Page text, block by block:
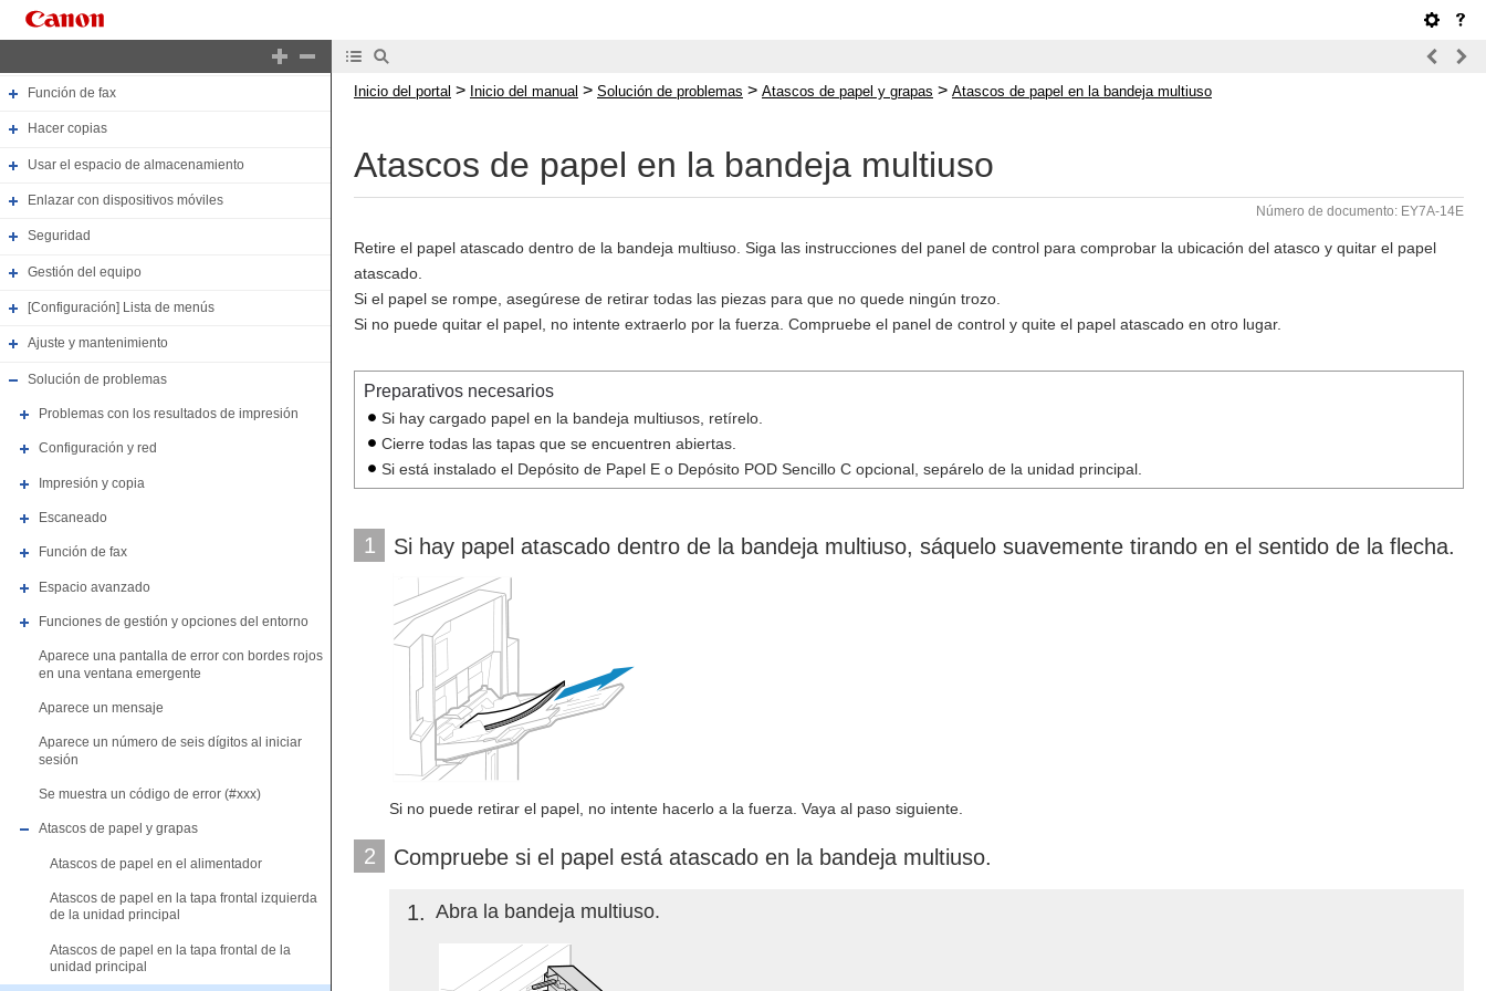
Impresión
Función de fax
Hacer copias
Usar el espacio de almacenamiento
Enlazar con dispositivos móviles
Seguridad
Gestión del equipo
[Configuración] Lista de menús
Ajuste y mantenimiento
Solución de problemas
Problemas con los resultados de impresión
Configuración y red
Impresión y copia
Escaneado
Función de fax
Espacio avanzado
Funciones de gestión y opciones del entorno
Aparece una pantalla de error con bordes rojos
en una ventana emergente
Aparece un mensaje
Aparece un número de seis dígitos al iniciar
sesión
Se muestra un código de error (#xxx)
Atascos de papel y grapas
Atascos de papel en el alimentador
Atascos de papel en la tapa frontal izquierda
de la unidad principal
Atascos de papel en la tapa frontal de la
unidad principal
Inicio del portal > Inicio del manual > Solución de problemas > Atascos de papel y grapas > Atascos de papel en la bandeja multiuso
Atascos de papel en la bandeja multiuso
Número de documento: EY7A-14E
Retire el papel atascado dentro de la bandeja multiuso. Siga las instrucciones del panel de control para comprobar la ubicación del atasco y quitar el papel
atascado.
Si el papel se rompe, asegúrese de retirar todas las piezas para que no quede ningún trozo.
Si no puede quitar el papel, no intente extraerlo por la fuerza. Compruebe el panel de control y quite el papel atascado en otro lugar.
Preparativos necesarios
Si hay cargado papel en la bandeja multiusos, retírelo.
Cierre todas las tapas que se encuentren abiertas.
Si está instalado el Depósito de Papel E o Depósito POD Sencillo C opcional, sepárelo de la unidad principal.
1 Si hay papel atascado dentro de la bandeja multiuso, sáquelo suavemente tirando en el sentido de la flecha.
Si no puede retirar el papel, no intente hacerlo a la fuerza. Vaya al paso siguiente.
2 Compruebe si el papel está atascado en la bandeja multiuso.
1 Abra la bandeja multiuso.